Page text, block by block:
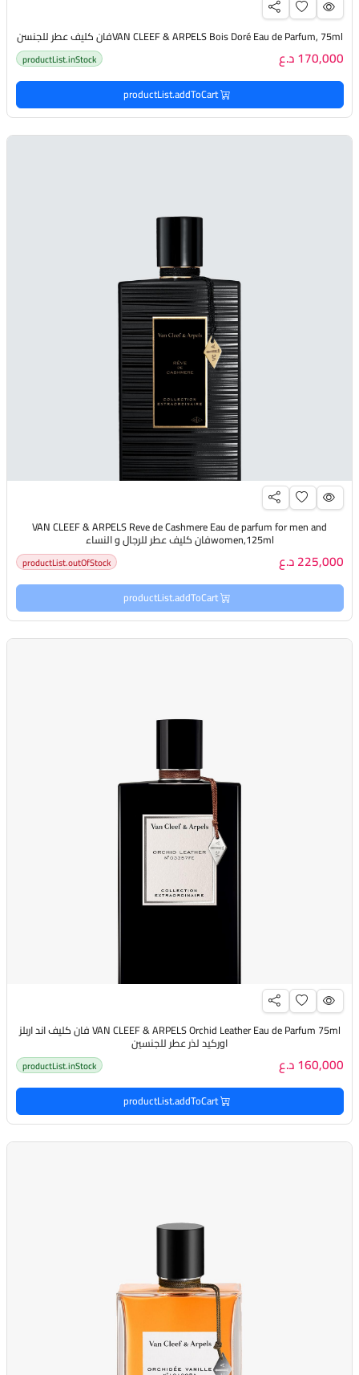
VAN CLEEF & ARPELS Bois Doré Eau de Parfum, 75mlفان كليف عطر للجنسن
170,000 د.ع productList.inStock
productList.addToCart
VAN CLEEF & ARPELS Reve de Cashmere Eau de parfum for men and
women,125mlفان كليف عطر للرجال و النساء
225,000 د.ع productList.outOfStock
productList.addToCart
VAN CLEEF & ARPELS Orchid Leather Eau de Parfum 75ml فان كليف اند اربلز
اوركيد لذر عطر للجنسين
160,000 د.ع productList.inStock
productList.addToCart